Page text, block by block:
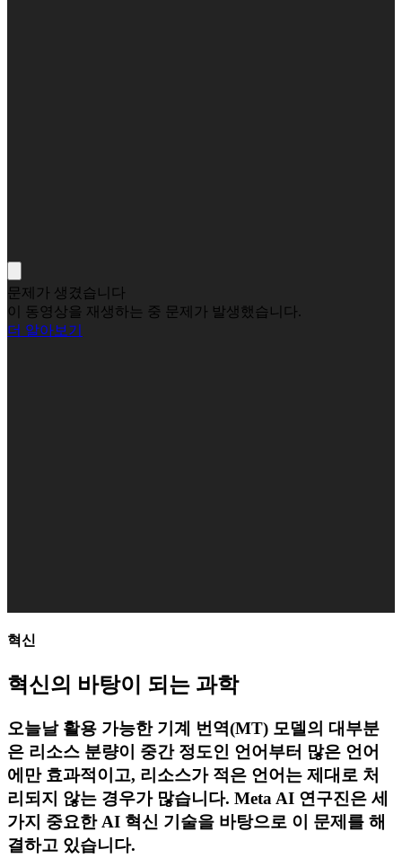
문제가 생겼습니다
이 동영상을 재생하는 중 문제가 발생했습니다.
더 알아보기
혁신
혁신의 바탕이 되는 과학
오늘날 활용 가능한 기계 번역(MT) 모델의 대부분
은 리소스 분량이 중간 정도인 언어부터 많은 언어
에만 효과적이고, 리소스가 적은 언어는 제대로 처
리되지 않는 경우가 많습니다. Meta AI 연구진은 세
가지 중요한 AI 혁신 기술을 바탕으로 이 문제를 해
결하고 있습니다.